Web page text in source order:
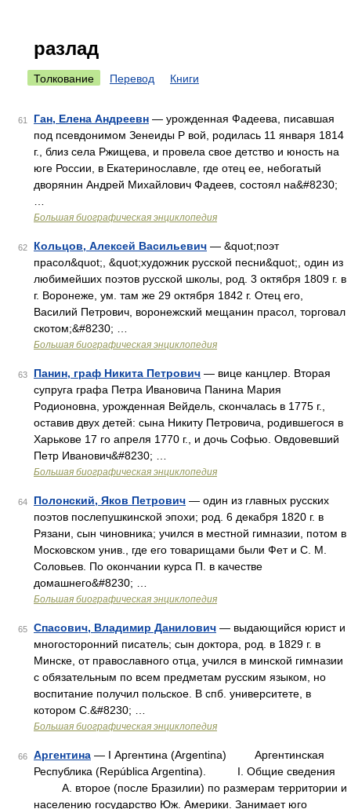
разлад
Толкование Перевод Книги
61 Ган, Елена Андреевн — урожденная Фадеева, писавшая
под псевдонимом Зенеиды Р вой, родилась 11 января 1814
г., близ села Ржищева, и провела свое детство и юность на
юге России, в Екатеринославле, где отец ее, небогатый
дворянин Андрей Михайлович Фадеев, состоял на&#8230;
Большая биографическая энциклопедия
62 Кольцов, Алексей Васильевич — &quot;поэт
прасол&quot;, &quot;художник русской песни&quot;, один из
любимейших поэтов русской школы, род. 3 октября 1809 г. в
г. Воронеже, ум. там же 29 октября 1842 г. Отец его,
Василий Петрович, воронежский мещанин прасол, торговал
скотом;&#8230; …
Большая биографическая энциклопедия
63 Панин, граф Никита Петрович — вице канцлер. Вторая
супруга графа Петра Ивановича Панина Мария
Poдионовна, урожденная Вейдель, скончалась в 1775 г.,
оставив двух детей: сына Никиту Петровича, родившегося в
Харькове 17 го апреля 1770 г., и дочь Софью. Овдовевший
Петр Иванович&#8230; …
Большая биографическая энциклопедия
64 Полонский, Яков Петрович — один из главных русских
поэтов послепушкинской эпохи; род. 6 декабря 1820 г. в
Рязани, сын чиновника; учился в местной гимназии, потом в
Московском унив., где его товарищами были Фет и С. М.
Соловьев. По окончании курса П. в качестве
домашнего&#8230; …
Большая биографическая энциклопедия
65 Спасович, Владимир Данилович — выдающийся юрист и
многосторонний писатель; сын доктора, род. в 1829 г. в
Минске, от православного отца, учился в минской гимназии
с обязательным по всем предметам русским языком, но
воспитание получил польское. В спб. университете, в
котором С.&#8230; …
Большая биографическая энциклопедия
66 Аргентина — I Аргентина (Argentina) Аргентинская
Республика (República Argentina). I. Общие сведения
А. второе (после Бразилии) по размерам территории и
населению государство Юж. Америки. Занимает юго